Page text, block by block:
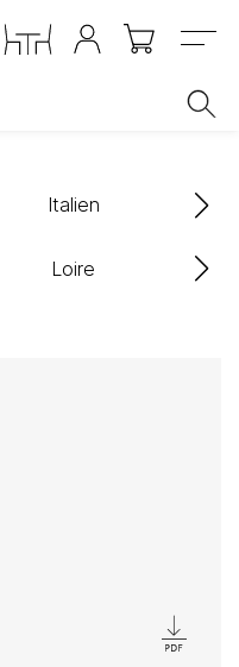
Menu
Italien
Loire